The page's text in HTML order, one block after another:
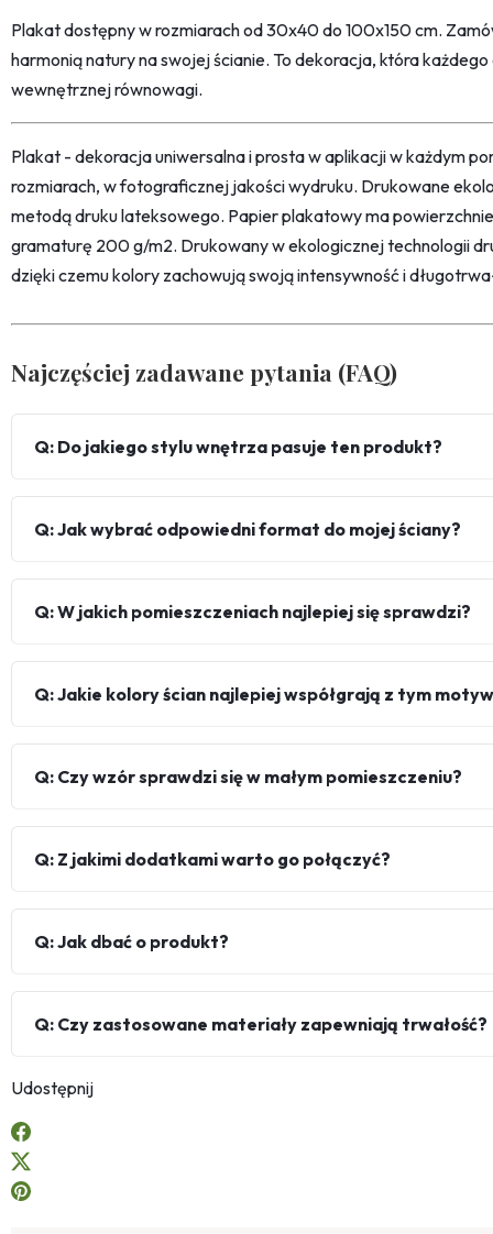
Plakat dostępny w rozmiarach od 30x40 do 100x150 cm.
harmonią natury na swojej ścianie. To dekoracja, która
wewnętrznej równowagi.
Plakat - dekoracja uniwersalna i prosta w aplikacji w każdym
rozmiarach, w fotograficznej jakości wydruku. Drukowane
metodą druku lateksowego. Papier plakatowy ma
gramaturę 200 g/m2. Drukowany w ekologicznej technologii
dzięki czemu kolory zachowują swoją intensywność i
Najczęściej zadawane pytania (FAQ)
Q: Do jakiego stylu wnętrza pasuje ten produkt?
Q: Jak wybrać odpowiedni format do mojej ściany?
Q: W jakich pomieszczeniach najlepiej się sprawdzi?
Q: Jakie kolory ścian najlepiej współgrają z tym
Q: Czy wzór sprawdzi się w małym pomieszczeniu?
Q: Z jakimi dodatkami warto go połączyć?
Q: Jak dbać o produkt?
Q: Czy zastosowane materiały zapewniają trwałość?
Udostępnij